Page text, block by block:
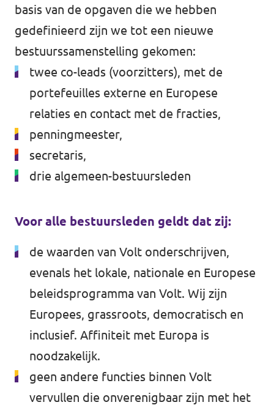
basis van de opgaven die we hebben
gedefinieerd zijn we tot een nieuwe
bestuurssamenstelling gekomen:
twee co-leads (voorzitters), met de
portefeuilles externe en Europese
relaties en contact met de fracties,
penningmeester,
secretaris,
drie algemeen-bestuursleden
Voor alle bestuursleden geldt dat zij:
de waarden van Volt onderschrijven,
evenals het lokale, nationale en Europese
beleidsprogramma van Volt. Wij zijn
Europees, grassroots, democratisch en
inclusief. Affiniteit met Europa is
noodzakelijk.
geen andere functies binnen Volt
vervullen die onverenigbaar zijn met het